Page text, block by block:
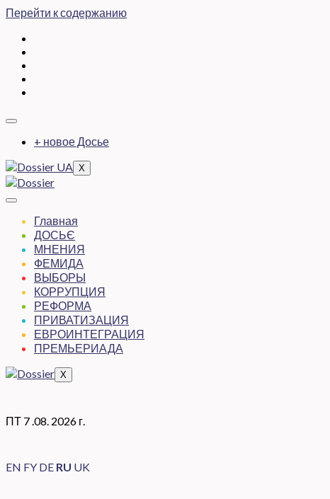
Перейти к содержанию
+ новое Досье
X
Главная
ДОСЬЄ
МНЕНИЯ
ФЕМИДА
ВЫБОРЫ
КОРРУПЦИЯ
РЕФОРМА
ПРИВАТИЗАЦИЯ
ЕВРОИНТЕГРАЦИЯ
ПРЕМЬЕРИАДА
X
ПТ 7 .08. 2026 г.
EN FY DE RU UK